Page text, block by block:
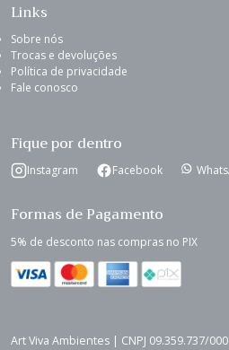
Links
Sobre nós
Trocas e devoluções
Política de privacidade
Fale conosco
Fique por dentro
Instagram Facebook
Formas de Pagamento
5% de desconto nas compras no PIX
Art Viva Ambientes | CNPJ 09.359.737/